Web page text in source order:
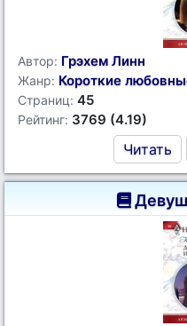
Автор: Грэхем Линн
Жанр: Короткие
Страниц: 45
Рейтинг: 3769 (4.19)
Читать